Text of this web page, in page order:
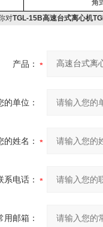
角
对TGL-15B高速台式离心机
产品：
的单位：
的姓名：
系电话：
用邮箱：